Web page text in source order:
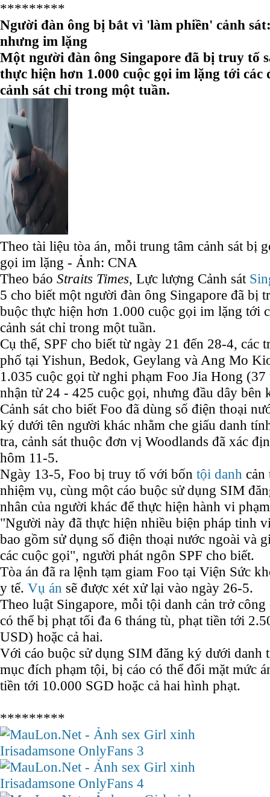
*********
Người đàn ông bị bắt vì 'làm phiền' cảnh
nhưng im lặng
Một người đàn ông Singapore đã bị truy tố
thực hiện hơn 1.000 cuộc gọi im lặng tới các
cảnh sát chỉ trong một tuần.
Theo tài liệu tòa án, mỗi trung tâm cảnh sát bị
gọi im lặng - Ảnh: CNA
Theo báo Straits Times, Lực lượng Cảnh sát
5 cho biết một người đàn ông Singapore đã bị
buộc thực hiện hơn 1.000 cuộc gọi im lặng tới
cảnh sát chỉ trong một tuần.
Cụ thể, SPF cho biết từ ngày 21 đến 28-4, các
phố tại Yishun, Bedok, Geylang và Ang Mo
1.035 cuộc gọi từ nghi phạm Foo Jia Hong
nhận từ 24 - 425 cuộc gọi, nhưng đầu dây bên
Cảnh sát cho biết Foo đã dùng số điện thoại
ký dưới tên người khác nhằm che giấu danh
tra, cảnh sát thuộc đơn vị Woodlands đã xác
hôm 11-5.
Ngày 13-5, Foo bị truy tố với bốn tội danh cản
nhiệm vụ, cùng một cáo buộc sử dụng SIM
nhân của người khác để thực hiện hành vi
"Người này đã thực hiện nhiều biện pháp tinh
bao gồm sử dụng số điện thoại nước ngoài và
các cuộc gọi", người phát ngôn SPF cho biết.
Tòa án đã ra lệnh tạm giam Foo tại Viện Sức
y tế. Vụ án sẽ được xét xử lại vào ngày 26-5.
Theo luật Singapore, mỗi tội danh cản trở
có thể bị phạt tối đa 6 tháng tù, phạt tiền tới
USD) hoặc cả hai.
Với cáo buộc sử dụng SIM đăng ký dưới danh
mục đích phạm tội, bị cáo có thể đối mặt mức
tiền tới 10.000 SGD hoặc cả hai hình phạt.
*********